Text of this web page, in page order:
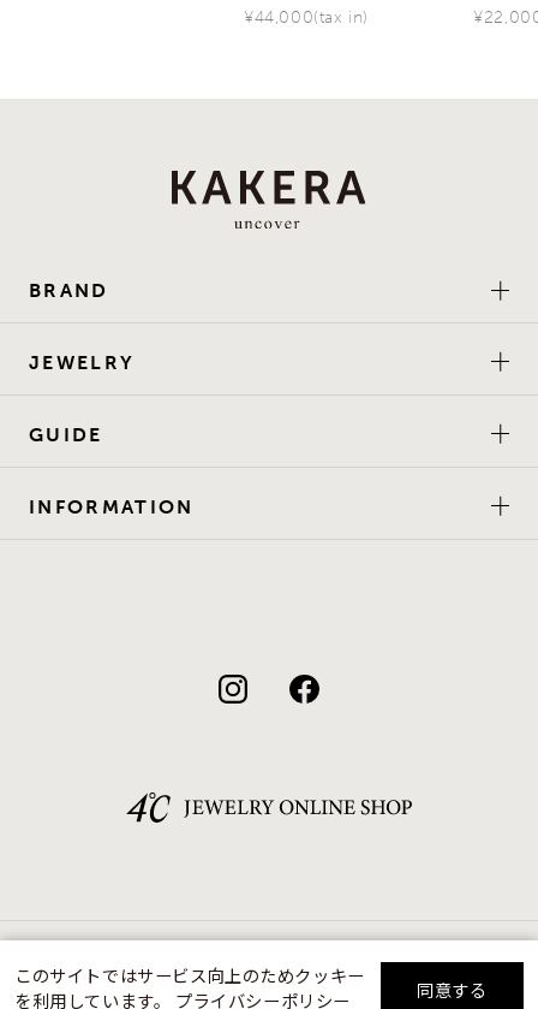
¥44,000(tax in)
BRAND
JEWELRY
GUIDE
INFORMATION
このサイトではサービス向上のためクッキー
を利用しています。 プライバシーポリシー 同意する